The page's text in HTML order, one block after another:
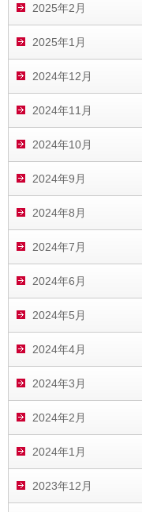
2025年2月
2025年1月
2024年12月
2024年11月
2024年10月
2024年9月
2024年8月
2024年7月
2024年6月
2024年5月
2024年4月
2024年3月
2024年2月
2024年1月
2023年12月